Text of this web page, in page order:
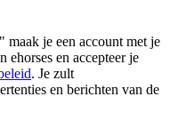
je een account met je
ehorses en accepteer je
. Je zult
en berichten van de